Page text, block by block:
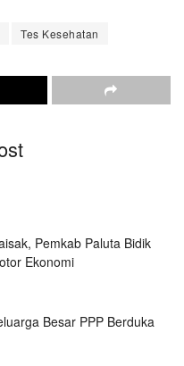
Tes Kesehatan
Pemkab Paluta Bidik
Ekonomi
Besar PPP Berduka